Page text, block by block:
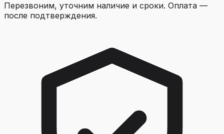
Перезвоним, уточним наличие и сроки. Оплата —
после подтверждения.